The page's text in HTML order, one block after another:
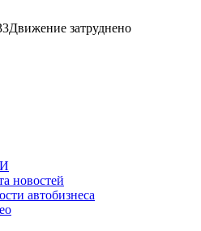
Движение затруднено
новостей
автобизнеса